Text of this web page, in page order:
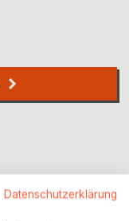
Datenschutzerklärung